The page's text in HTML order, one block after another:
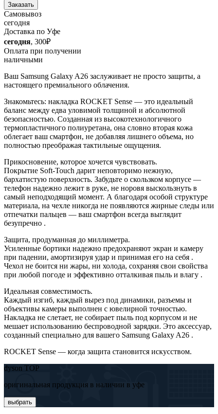
Заказать
Самовывоз
сегодня
Доставка по Уфе
сегодня, 300₽
Оплата при получении
наличными
Ваш Samsung Galaxy A26 заслуживает не просто защиты, а
настоящего премиального облачения.
Знакомьтесь: накладка ROCKET Sense — это идеальный
баланс между едва уловимой толщиной и абсолютной
безопасностью. Созданная из высокотехнологичного
термопластичного полиуретана, она словно вторая кожа
облегает ваш смартфон, не добавляя лишнего объема, но
полностью преображая тактильные ощущения.
Прикосновение, которое хочется чувствовать.
Покрытие Soft-Touch дарит неповторимо нежную,
бархатистую поверхность. Забудьте о скользком корпусе —
телефон надежно лежит в руке, не норовя выскользнуть в
самый неподходящий момент. А благодаря особой структуре
материала, на чехле никогда не появляются жирные следы или
отпечатки пальцев — ваш смартфон всегда выглядит
безупречно .
Защита, продуманная до миллиметра.
Усиленные бортики надежно предохраняют экран и камеру
при падении, амортизируя удар и принимая его на себя .
Чехол не боится ни жары, ни холода, сохраняя свои свойства
при любой погоде и эффективно отталкивая пыль и влагу .
Идеальная совместимость.
Каждый изгиб, каждый вырез под динамики, разъемы и
объективы камеры выполнен с ювелирной точностью.
Накладка не слетает, не собирает пыль под корпусом и не
мешает использованию беспроводной зарядки. Это аксессуар,
созданный специально для вашего Samsung Galaxy A26 .
ROCKET Sense — когда защита становится искусством.
dyson TOP
оригинальная продукция в наличии в уфе
выбрать